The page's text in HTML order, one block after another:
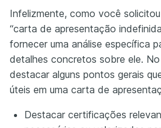
Infelizmente, como você
“carta de apresentação
fornecer uma análise específica
detalhes concretos sobre ele.
destacar alguns pontos gerais
úteis em uma carta de
Destacar certificações